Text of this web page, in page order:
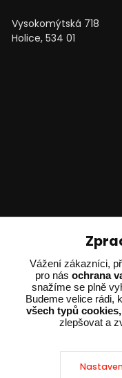
Vysokomýtská 718
Holice, 534 01
Ing. Adam
+420 602
(Po-Pá 8:00
Vážení zákazníci,
pro nás ochrana
snažíme se plně
Budeme velice rádi,
všech typů cookies,
zlepšovat a